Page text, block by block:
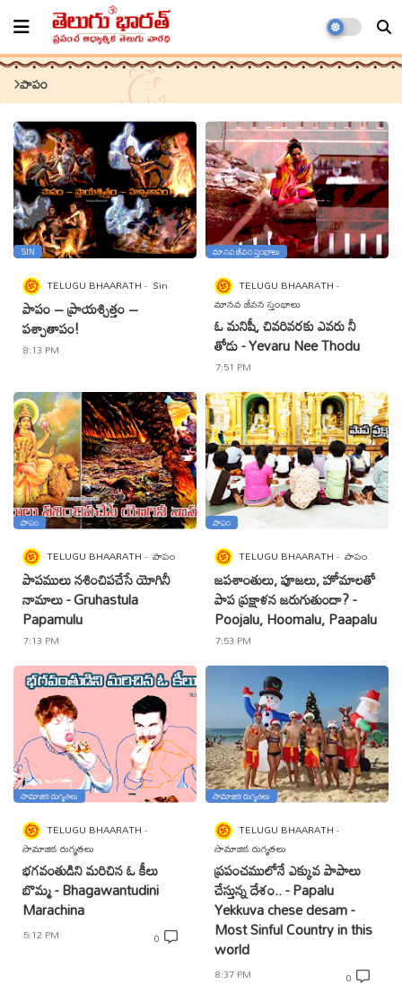
పాపం
SIN
TELUGU BHAARATH Sin
పాపం – ప్రాయశ్చిత్తం –
పశ్చాతాపం!
8:13 PM
మానవ జీవన స్తంభాలు
TELUGU BHAARATH
మానవ జీవన స్తంభాలు
ఓ మనిషీ, చివరివరకు ఎవరు నీ
తోడు - Yevaru Nee Thodu
7:51 PM
పాపం
TELUGU BHAARATH పాపం
పాపములు నశించిపచేసే యోగినీ
నామాలు - Gruhastula
Papamulu
7:13 PM
పాపం
TELUGU BHAARATH పాపం
జపశాంతులు, పూజలు, హోమాలతో
పాప ప్రక్షాళన జరుగుతుందా? -
Poojalu, Hoomalu, Paapalu
7:53 PM
సామాజిక రుగ్మతలు
TELUGU BHAARATH
సామాజిక రుగ్మతలు
భగవంతుడిని మరిచిన ఓ కీలు
బొమ్మ - Bhagawantudini
Marachina
5:12 PM 0
సామాజిక రుగ్మతలు
TELUGU BHAARATH
సామాజిక రుగ్మతలు
ప్రపంచములోనే ఎక్కువ పాపాలు
చేస్తున్న దేశం.. - Papalu
Yekkuva chese desam -
Most Sinful Country in this
world
8:37 PM 0